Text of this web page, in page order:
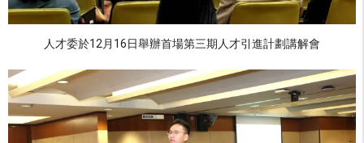
人才委於12月16日舉辦首場第三期人才引進計劃講解會